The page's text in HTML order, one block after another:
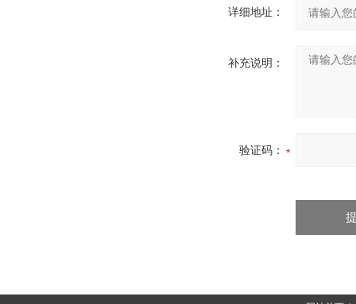
详细地址：
补充说明：
验证码：